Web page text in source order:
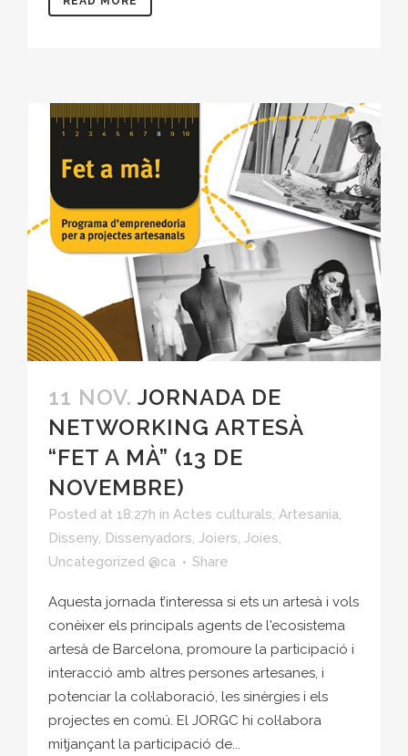
11 NOV. JORNADA DE
NETWORKING ARTESÀ
“FET A MÀ” (13 DE
NOVEMBRE)
Posted at 18:27h in Actes culturals, Artesania,
Disseny, Dissenyadors, Joiers, Joies,
Uncategorized @ca
Share
Aquesta jornada t’interessa si ets un artesà i vols
conèixer els principals agents de l'ecosistema
artesà de Barcelona, promoure la participació i
interacció amb altres persones artesanes, i
potenciar la col·laboració, les sinèrgies i els
projectes en comú. El JORGC hi col·labora
mitjançant la participació de...